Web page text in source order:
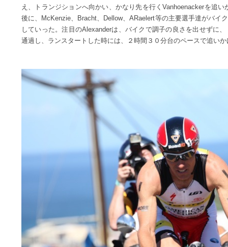
え、トランジションへ向かい、かなり先を行くVanhoenackerを追
後に、McKenzie、Bracht、Dellow、ARaelert等の主要選手達がバイ
していった。注目のAlexanderは、バイクで調子の良さを出せずに
通過し、ランスタートした時には、２時間３０分台のペースで追い